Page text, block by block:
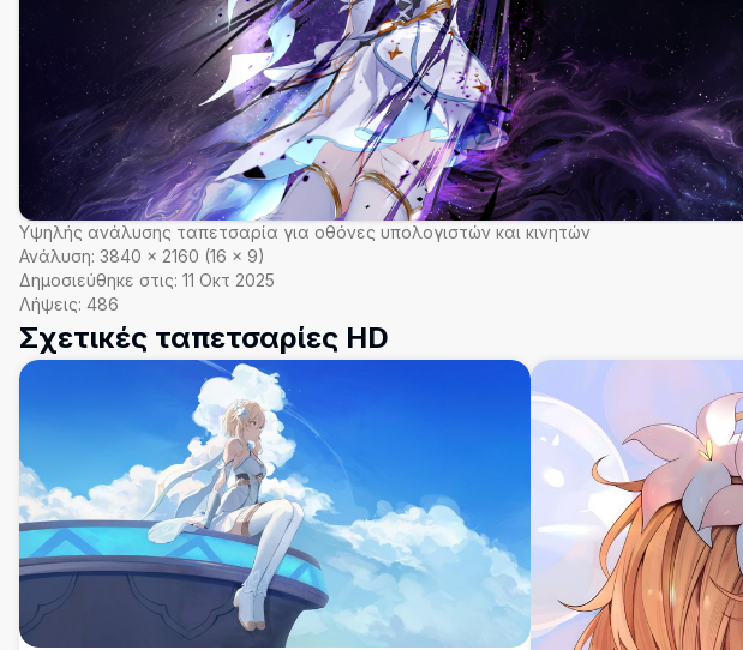
Υψηλής ανάλυσης ταπετσαρία για οθόνες υπολογιστών και κινητών
Ανάλυση: 3840 × 2160 (16 × 9)
Δημοσιεύθηκε στις: 11 Οκτ 2025
Λήψεις: 486
Σχετικές ταπετσαρίες HD